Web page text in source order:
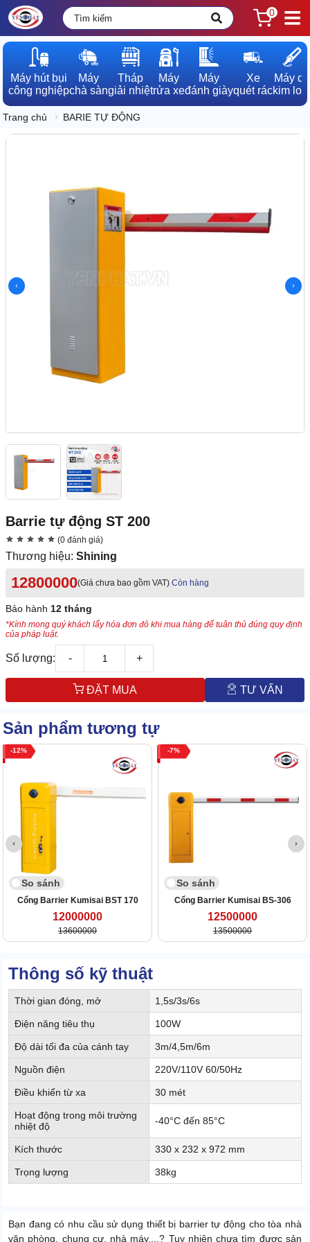
0
Máy hút bụi
công nghiệp
Máy
chà sàn
Tháp
giải nhiệt
Máy
rửa xe
Máy
đánh giày
Xe
quét rác
Máy dò
kim loại
Trang chủ BARIE TỰ ĐỘNG
Barrie tự động ST 200
(0 đánh giá)
Thương hiệu: Shining
12800000(Giá chưa bao gồm VAT) Còn hàng
Bảo hành 12 tháng
*Kính mong quý khách lấy hóa đơn đỏ khi mua hàng để tuân thủ đúng quy định
của pháp luật.
Số lượng: - +
ĐẶT MUA TƯ VẤN
Sản phẩm tương tự
12
So sánh
Cổng Barrier Kumisai BST 170
12000000
13600000
7
So sánh
Cổng Barrier Kumisai BS-306
12500000
13500000
Thông số kỹ thuật
Thời gian đóng, mở 1,5s/3s/6s
Điện năng tiêu thụ 100W
Độ dài tối đa của cánh tay 3m/4,5m/6m
Nguồn điện 220V/110V 60/50Hz
Điều khiển từ xa 30 mét
Hoạt động trong môi trường
nhiệt độ
-40°C đến 85°C
Kích thước 330 x 232 x 972 mm
Trọng lượng 38kg
Bạn đang có nhu cầu sử dụng thiết bị barrier tự động cho tòa nhà
văn phòng, chung cư, nhà máy,...? Tuy nhiên chưa tìm được sản